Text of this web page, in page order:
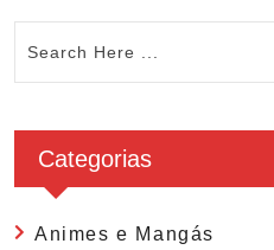
Categorias
Animes e Mangás